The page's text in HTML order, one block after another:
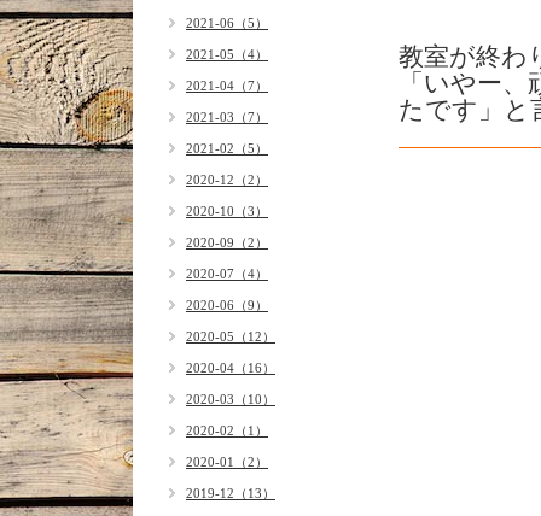
教室が終わ
「いやー
たです」と
2021-06（5）
2021-05（4）
2021-04（7）
2021-03（7）
2021-02（5）
2020-12（2）
2020-10（3）
2020-09（2）
2020-07（4）
2020-06（9）
2020-05（12）
2020-04（16）
2020-03（10）
2020-02（1）
2020-01（2）
2019-12（13）